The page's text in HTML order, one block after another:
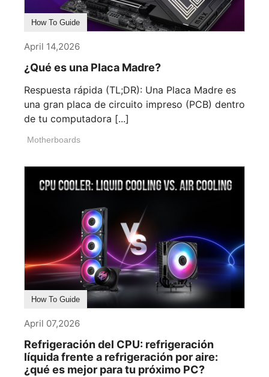
How To Guide
April 14,2026
¿Qué es una Placa Madre?
Respuesta rápida (TL;DR): Una Placa Madre es
una gran placa de circuito impreso (PCB) dentro
de tu computadora [...]
Motherboards
How To Guide
April 07,2026
Refrigeración del CPU: refrigeración
líquida frente a refrigeración por aire:
¿qué es mejor para tu próximo PC?